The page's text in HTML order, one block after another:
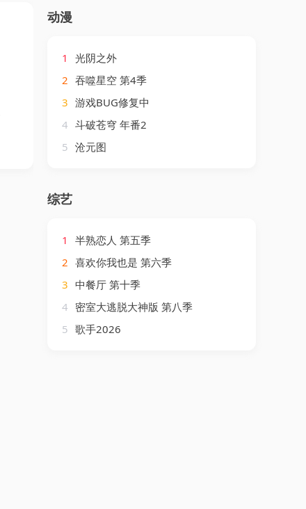
动漫
1
光阴之外
2 吞噬星空 第4季
3 游戏BUG修复中
4 斗破苍穹 年番2
5 沧元图
综艺
1
半熟恋人 第五季
2 喜欢你我也是 第六季
3 中餐厅 第十季
4 密室大逃脱大神版 第八季
5 歌手2026